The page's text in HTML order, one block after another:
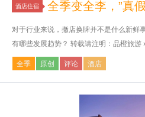
酒店住宿 全季变全李，”真
对于行业来说，撤店换牌并不是什么新鲜
有哪些发展趋势？ 转载请注明：品橙旅游
全季 原创 评论 酒店